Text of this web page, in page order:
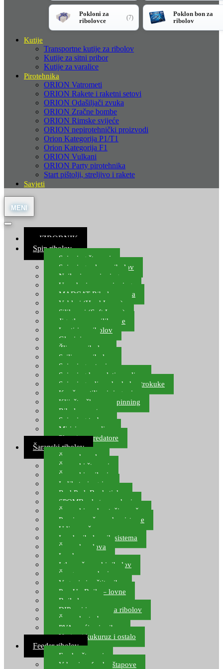
Pokloni za
ribolovce
(7)
Poklon bon za
ribolov
Kutije
Transportne kutije za ribolov
Kutije za sitni pribor
Kutije za varalice
Pirotehnika
ORION Vatrometi
ORION Rakete i raketni setovi
ORION Odašiljači zvuka
ORION Zračne bombe
ORION Rimske svijeće
ORION nepirotehnički proizvodi
Orion Kategorija P1/T1
Orion Kategorija F1
ORION Vulkani
ORION Party pirotehnika
Start pištolji, streljivo i rakete
Savjeti
≡ IZBORNIK
Spin ribolov
Spinning štapovi
Spinning role za ribolov
Najloni za spinning
Upredenice za spinning
MADCAT Ribolov soma
Vobleri (Hard Lures)
Silikonci (Soft Lures)
Jig glave za silikonce
Leptiri za ribolov
Glavinjare
Žlice za ribolov
Sajlice za ribolov
Spinning setovi
Spinning kompleti varalica
Spinning udice, dvokuke, trokuke
Kopče, vrtilice i ringovi
Kliješta, škare za spinning
Ribolov pastrve
Spinning torbe
Mirisi za varalice
Plovci za predatore
Šaranski ribolov
Šaranske role
Šaranski štapovi
Šaranski najloni
Indikatori ugriza
Rod Pod, Banksticks
SPOMB rakete, markeri
Šaranski podmetači, mreže
Pernice za šaranske sisteme
Udice za šarana, amura
Izrada ribolovnih sistema
Šaranska olova
Leadcore
Igle za šaranski ribolov
Špage, upredenice
Vaganje i zaštita ribe
Pop Up Boile – lovne
Boile lovne
DIP-ovi i arome za ribolov
Šaranske torbe
PVA vrećice i pribor
Umjetni kukuruz i ostalo
Feeder ribolov
Feeder štapovi
Vrhovi za feeder štapove